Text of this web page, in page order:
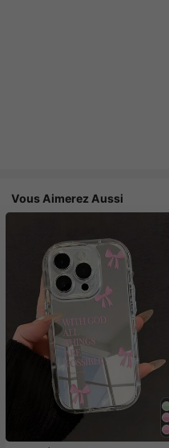
Vous Aimerez Aussi